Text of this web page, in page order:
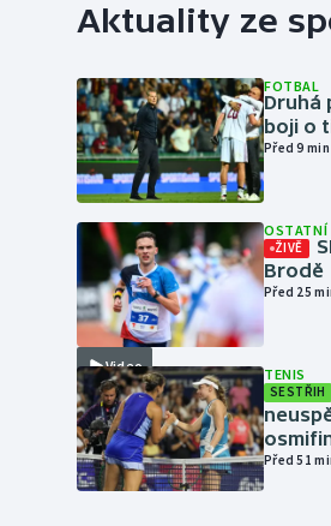
Aktuality ze
FOTBAL
Druhá
boji o
Před 9 min
Video
OSTATNÍ
ŽIVĚ
Brodě
Před 25
TENIS
SESTŘIH
Před 51